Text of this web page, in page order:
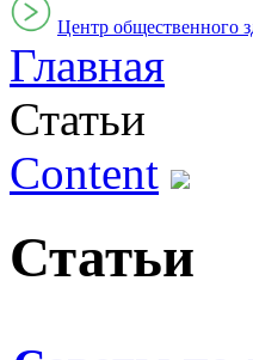
Центр
Главная
Статьи
Content
Статьи